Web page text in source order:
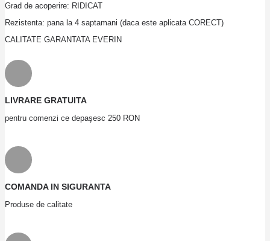
Grad de acoperire: RIDICAT
Rezistenta: pana la 4 saptamani (daca este aplicata CORECT)
CALITATE GARANTATA EVERIN
LIVRARE GRATUITA
pentru comenzi ce depaşesc 250 RON
COMANDA IN SIGURANTA
Produse de calitate